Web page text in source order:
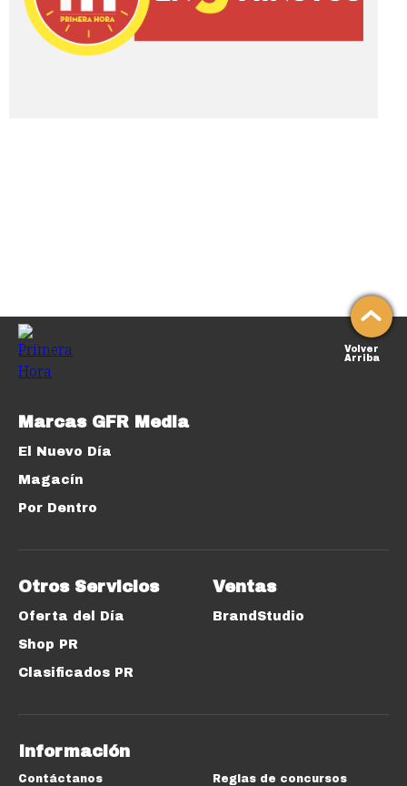
Volver
Arriba
Marcas GFR Media
El Nuevo Día
Magacín
Por Dentro
Otros Servicios
Oferta del Día
Shop PR
Clasificados PR
Ventas
BrandStudio
Información
Contáctanos Reglas de concursos